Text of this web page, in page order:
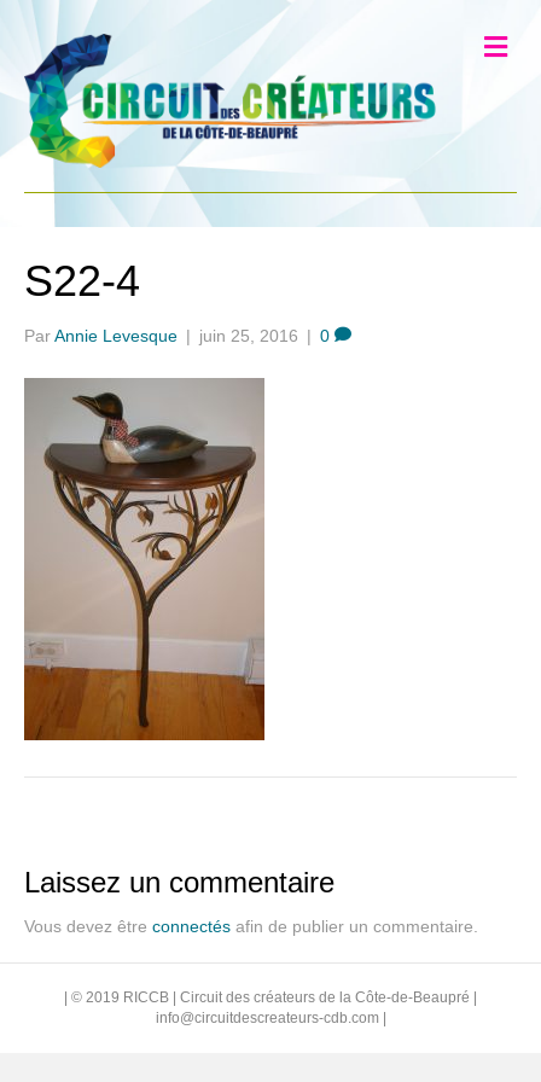
S22-4
ParAnnie Levesque | juin 25, 2016 | 0
Laissez un commentaire
Vous devez être connectés afin de publier un commentaire.
| © 2019 RICCB | Circuit des créateurs de la Côte-de-Beaupré |
info@circuitdescreateurs-cdb.com|